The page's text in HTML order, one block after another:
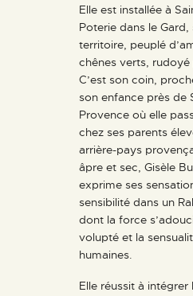
Elle est installée à
Poterie dans le Gard,
territoire, peuplé
chênes verts, rudoyé
C’est son coin,
son enfance près de
Provence où elle
chez ses parents
arrière-pays
âpre et sec, Gisèle
exprime ses
sensibilité dans un
dont la force
volupté et la
humaines.
Elle réussit à intégrer